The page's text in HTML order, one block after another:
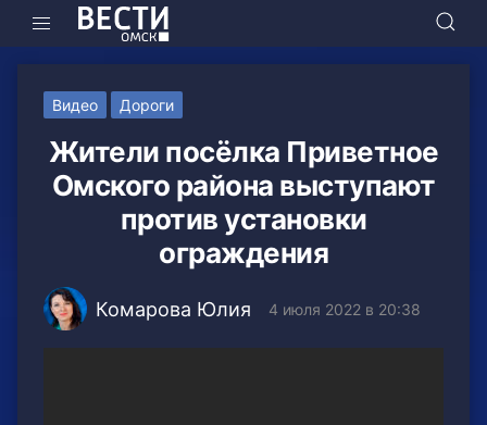
Видео Дороги
Жители посёлка Приветное
Омского района выступают
против установки
ограждения
Комарова Юлия 4 июля 2022 в 20:38